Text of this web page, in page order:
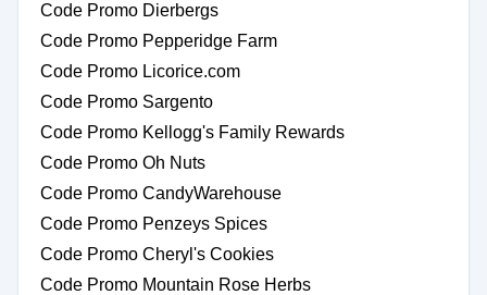
Code Promo Dierbergs
Code Promo Pepperidge Farm
Code Promo Licorice.com
Code Promo Sargento
Code Promo Kellogg's Family Rewards
Code Promo Oh Nuts
Code Promo CandyWarehouse
Code Promo Penzeys Spices
Code Promo Cheryl's Cookies
Code Promo Mountain Rose Herbs